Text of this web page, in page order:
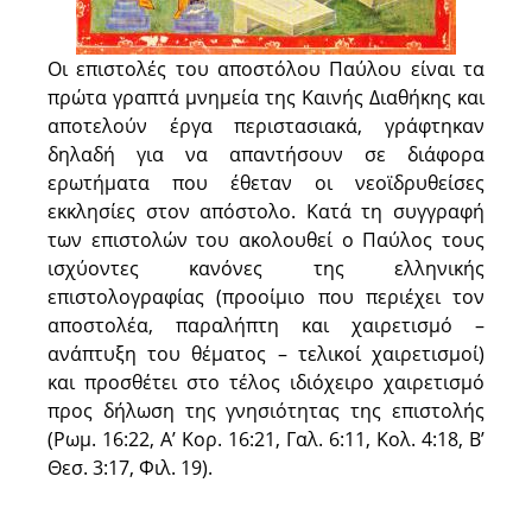
Οι επιστολές του αποστόλου Παύλου είναι τα
πρώτα γραπτά μνημεία της Καινής Διαθήκης και
αποτελούν έργα περιστασιακά, γράφτηκαν
δηλαδή για να απαντήσουν σε διάφορα
ερωτήματα που έθεταν οι νεοϊδρυθείσες
εκκλησίες στον απόστολο. Κατά τη συγγραφή
των επιστολών του ακολουθεί ο Παύλος τους
ισχύοντες κανόνες της ελληνικής
επιστολογραφίας (προοίμιο που περιέχει τον
αποστολέα, παραλήπτη και χαιρετισμό –
ανάπτυξη του θέματος – τελικοί χαιρετισμοί)
και προσθέτει στο τέλος ιδιόχειρο χαιρετισμό
προς δήλωση της γνησιότητας της επιστολής
(Ρωμ. 16:22, Α’ Κορ. 16:21, Γαλ. 6:11, Κολ. 4:18, Β’
Θεσ. 3:17, Φιλ. 19).